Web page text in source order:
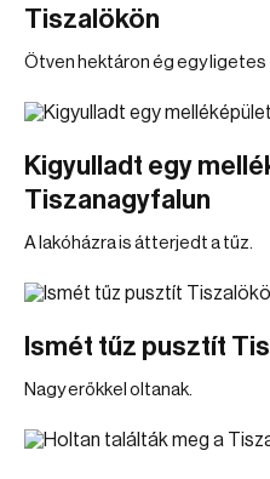
Tiszalökön
Ötven hektáron ég egy
Kigyulladt egy
Tiszanagyfalun
A lakóházra is átterjedt a tűz.
Ismét tűz pusztít
Nagy erőkkel oltanak.